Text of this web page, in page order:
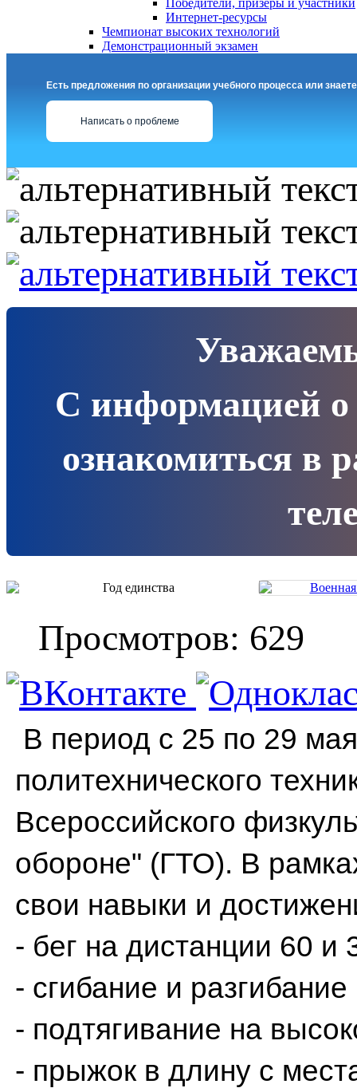
Победители, призеры и участники
Интернет-ресурсы
Чемпионат высоких технологий
Демонстрационный экзамен
Есть предложения по организации учебного процесса или
Написать о проблеме
С информацией о
ознакомиться в
Просмотров: 629
В период с 25 по 29
политехнического
Всероссийского
обороне" (ГТО). В
свои навыки и
- бег на дистанции 60
- сгибание и
- подтягивание на
- прыжок в длину с